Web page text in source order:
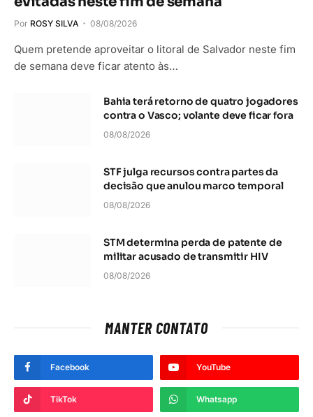
Por ROSY SILVA 08/08/2026
Quem pretende aproveitar o litoral de Salvador neste fim
de semana deve ficar atento às…
Bahia terá retorno de quatro jogadores
contra o Vasco; volante deve ficar fora
08/08/2026
STF julga recursos contra partes da
decisão que anulou marco temporal
08/08/2026
STM determina perda de patente de
militar acusado de transmitir HIV
08/08/2026
MANTER CONTATO
Facebook YouTube
TikTok Whatsapp